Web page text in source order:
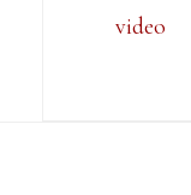
video